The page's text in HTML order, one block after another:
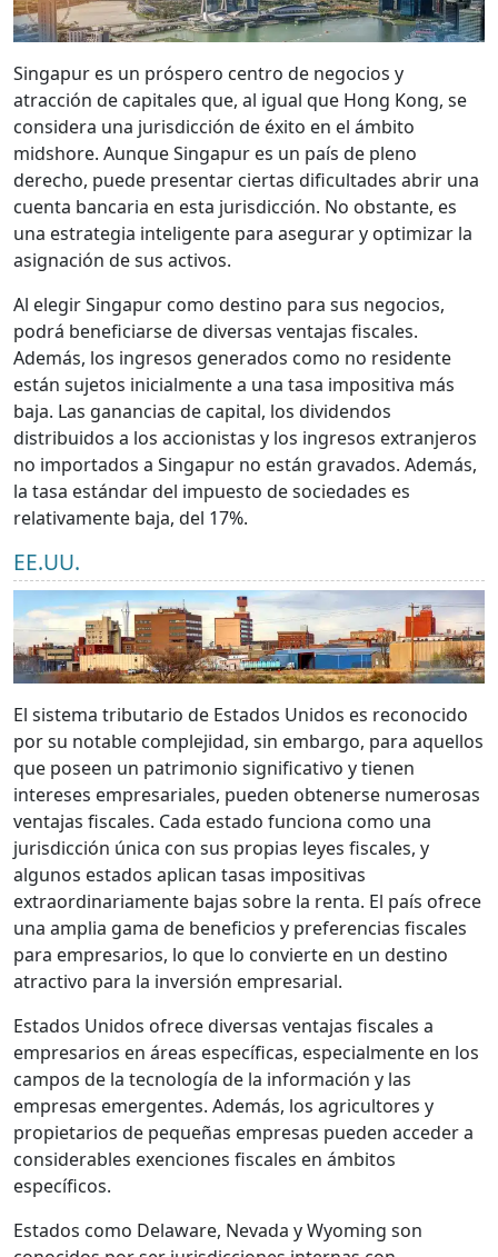
Singapur es un próspero centro de negocios y
atracción de capitales que, al igual que Hong Kong, se
considera una jurisdicción de éxito en el ámbito
midshore. Aunque Singapur es un país de pleno
derecho, puede presentar ciertas dificultades abrir una
cuenta bancaria en esta jurisdicción. No obstante, es
una estrategia inteligente para asegurar y optimizar la
asignación de sus activos.
Al elegir Singapur como destino para sus negocios,
podrá beneficiarse de diversas ventajas fiscales.
Además, los ingresos generados como no residente
están sujetos inicialmente a una tasa impositiva más
baja. Las ganancias de capital, los dividendos
distribuidos a los accionistas y los ingresos extranjeros
no importados a Singapur no están gravados. Además,
la tasa estándar del impuesto de sociedades es
relativamente baja, del 17%.
EE.UU.
El sistema tributario de Estados Unidos es reconocido
por su notable complejidad, sin embargo, para aquellos
que poseen un patrimonio significativo y tienen
intereses empresariales, pueden obtenerse numerosas
ventajas fiscales. Cada estado funciona como una
jurisdicción única con sus propias leyes fiscales, y
algunos estados aplican tasas impositivas
extraordinariamente bajas sobre la renta. El país ofrece
una amplia gama de beneficios y preferencias fiscales
para empresarios, lo que lo convierte en un destino
atractivo para la inversión empresarial.
Estados Unidos ofrece diversas ventajas fiscales a
empresarios en áreas específicas, especialmente en los
campos de la tecnología de la información y las
empresas emergentes. Además, los agricultores y
propietarios de pequeñas empresas pueden acceder a
considerables exenciones fiscales en ámbitos
específicos.
Estados como Delaware, Nevada y Wyoming son